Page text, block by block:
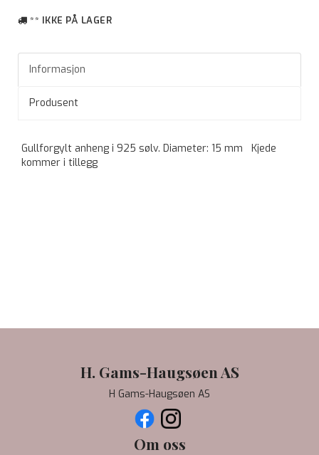
** IKKE PÅ LAGER
Informasjon
Produsent
Gullforgylt anheng i 925 sølv. Diameter: 15 mm Kjede
kommer i tillegg
H. Gams-Haugsøen AS
H Gams-Haugsøen AS
Om oss